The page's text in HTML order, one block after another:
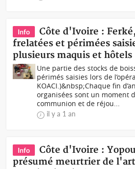
Info
Côte d'Ivoire :
frelatées et périmées
plusieurs maquis et hôtels
Une partie des stocks de
périmés saisies lors de
KOACI.)&nbsp;Chaque fin
organisées sont un moment
communion et de réjou...
il y a 1 an
Info
Côte d'Ivoire :
présumé meurtrier de